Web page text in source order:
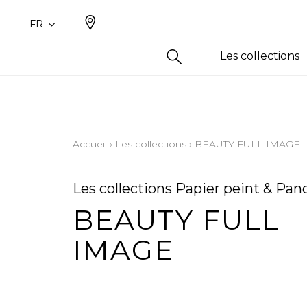
FR
Les collections
Aspect
Coton
Dessins
Blanc
Jaune
Accueil › Les collections › BEAUTY FULL IMAGE
Les collections Papier peint &
BEAUTY FULL
IMAGE